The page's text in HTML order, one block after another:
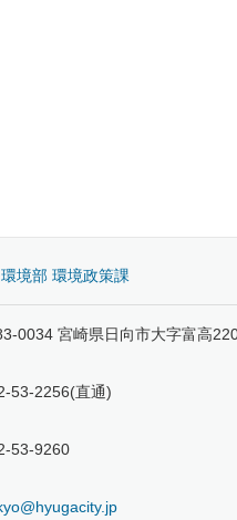
境部 環境政策課
0034 宮崎県日向市大字富高
53-2256(直通)
53-9260